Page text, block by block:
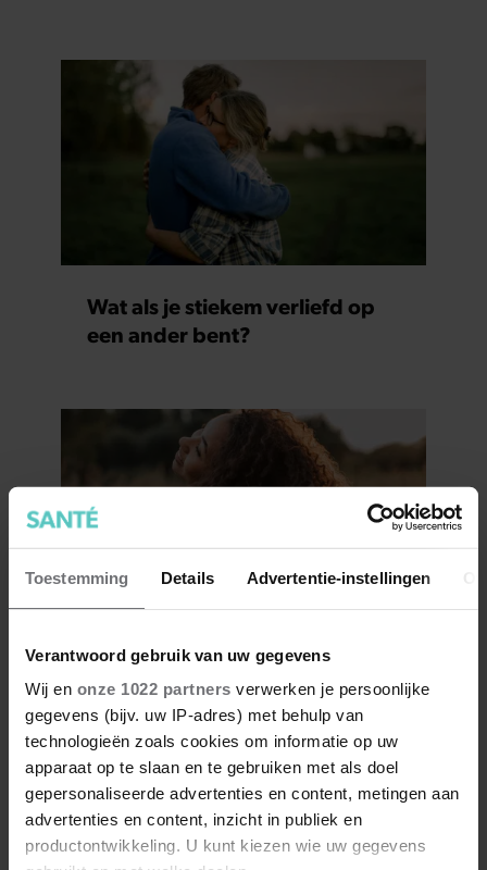
Toestemming Details Advertentie-instellingen
Verantwoord gebruik van uw gegevens
Wij en onze 1022 partners verwerken je persoonlijke
gegevens (bijv. uw IP-adres) met behulp van
technologieën zoals cookies om informatie op uw
apparaat op te slaan en te gebruiken met als doel
gepersonaliseerde advertenties en content, metingen aan
advertenties en content, inzicht in publiek en
productontwikkeling. U kunt kiezen wie uw gegevens
Wat als je stiekem verliefd op
een ander bent?
7 kleine dingen die je leven
beter maken (en weinig tijd
kosten)